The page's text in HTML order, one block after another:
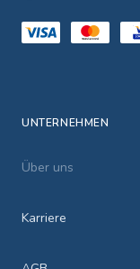
UNTERNEHMEN
Über uns
Karriere